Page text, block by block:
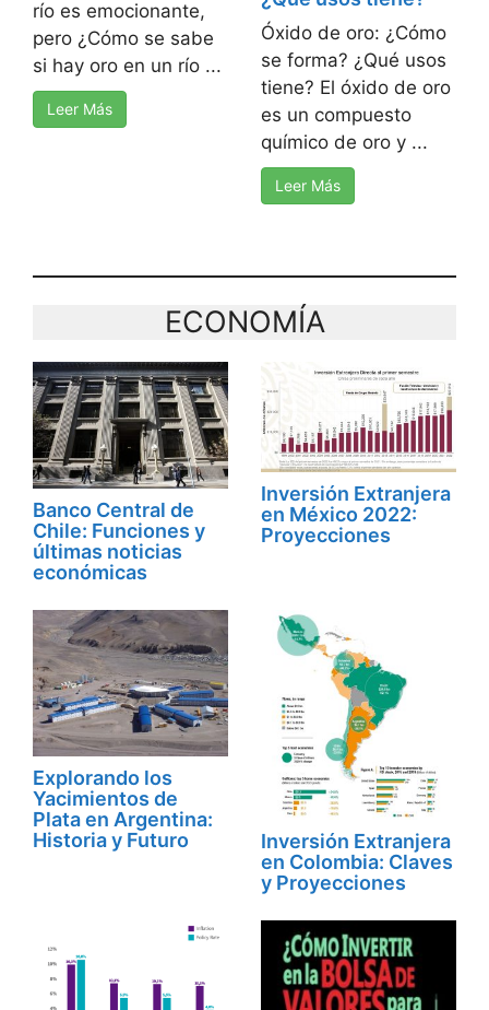
río es emocionante,
pero ¿Cómo se sabe
si hay oro en un río ...
Leer Más
Óxido de oro: ¿Cómo
se forma? ¿Qué usos
tiene? El óxido de oro
es un compuesto
químico de oro y ...
Leer Más
ECONOMÍA
Banco Central de
Chile: Funciones y
últimas noticias
económicas
Inversión Extranjera
en México 2022:
Proyecciones
Explorando los
Yacimientos de
Plata en Argentina:
Historia y Futuro
Inversión Extranjera
en Colombia: Claves
y Proyecciones